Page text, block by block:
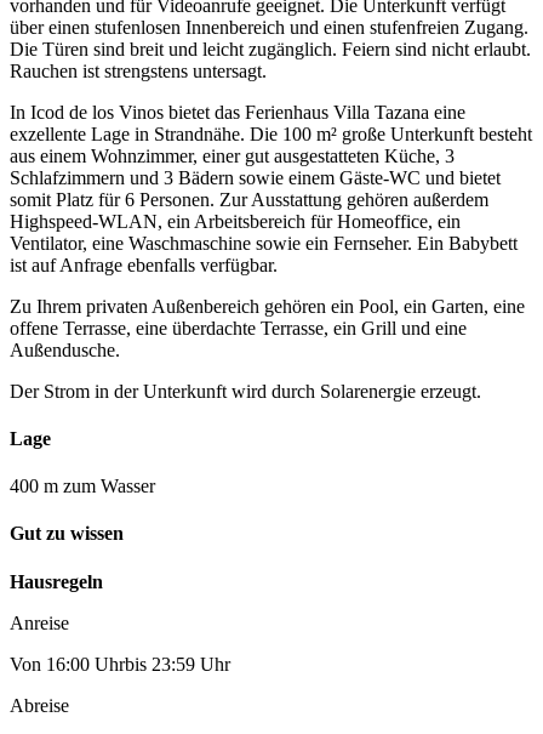
vorhanden und für Videoanrufe geeignet. Die Unterkunft verfügt
über einen stufenlosen Innenbereich und einen stufenfreien Zugang.
Die Türen sind breit und leicht zugänglich. Feiern sind nicht erlaubt.
Rauchen ist strengstens untersagt.
In Icod de los Vinos bietet das Ferienhaus Villa Tazana eine
exzellente Lage in Strandnähe. Die 100 m² große Unterkunft besteht
aus einem Wohnzimmer, einer gut ausgestatteten Küche, 3
Schlafzimmern und 3 Bädern sowie einem Gäste-WC und bietet
somit Platz für 6 Personen. Zur Ausstattung gehören außerdem
Highspeed-WLAN, ein Arbeitsbereich für Homeoffice, ein
Ventilator, eine Waschmaschine sowie ein Fernseher. Ein Babybett
ist auf Anfrage ebenfalls verfügbar.
Zu Ihrem privaten Außenbereich gehören ein Pool, ein Garten, eine
offene Terrasse, eine überdachte Terrasse, ein Grill und eine
Außendusche.
Der Strom in der Unterkunft wird durch Solarenergie erzeugt.
Lage
400 m zum Wasser
Gut zu wissen
Hausregeln
Anreise
Von 16:00 Uhrbis 23:59 Uhr
Abreise